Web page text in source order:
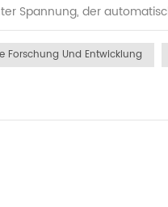
Spannung, der
Last wird das
Druckgenauigkeit sehr
Forschung Und Entwicklung